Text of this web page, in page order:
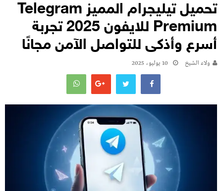
تحميل تيليجرام المميز Telegram
Premium للايفون 2025 تجربة
أسرع وأذكى للتواصل الآمن مجانًا
ولاء الشيخ 10 يوليو، 2025